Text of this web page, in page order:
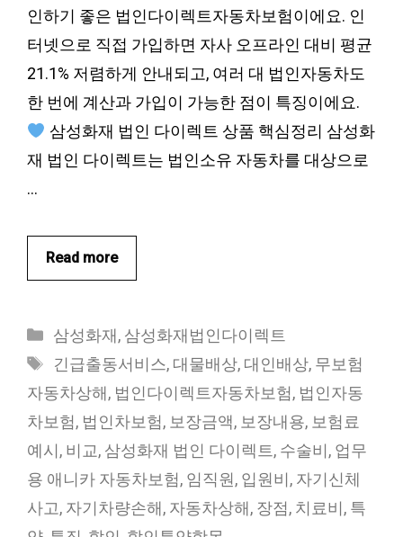
인하기 좋은 법인다이렉트자동차보험이에요. 인
터넷으로 직접 가입하면 자사 오프라인 대비 평균
21.1% 저렴하게 안내되고, 여러 대 법인자동차도
한 번에 계산과 가입이 가능한 점이 특징이에요.
삼성화재 법인 다이렉트 상품 핵심정리 삼성화
재 법인 다이렉트는 법인소유 자동차를 대상으로
…
Read more
카
테
리
삼성화재, 삼성화재법인다이렉트
태
그
긴급출동서비스, 대물배상, 대인배상, 무보험
자동차상해, 법인다이렉트자동차보험, 법인자동
차보험, 법인차보험, 보장금액, 보장내용, 보험료
예시, 비교, 삼성화재 법인 다이렉트, 수술비, 업무
용 애니카 자동차보험, 임직원, 입원비, 자기신체
사고, 자기차량손해, 자동차상해, 장점, 치료비, 특